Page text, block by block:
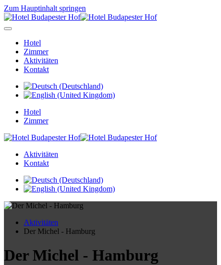
Zum Hauptinhalt springen
Hotel
Zimmer
Aktivitäten
Kontakt
Hotel
Zimmer
Aktivitäten
Kontakt
Aktivitäten
Der Michel - Hamburg
Der Michel - Hamburg